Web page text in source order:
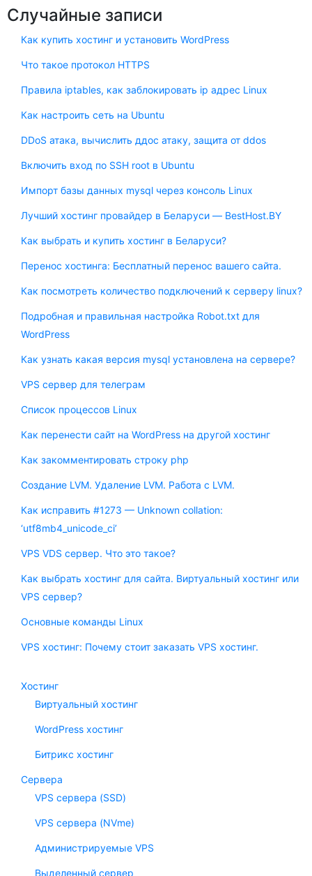
Случайные записи
Как купить хостинг и установить WordPress
Что такое протокол HTTPS
Правила iptables, как заблокировать ip адрес Linux
Как настроить сеть на Ubuntu
DDoS атака, вычислить ддос атаку, защита от ddos
Включить вход по SSH root в Ubuntu
Импорт базы данных mysql через консоль Linux
Лучший хостинг провайдер в Беларуси — BestHost.BY
Как выбрать и купить хостинг в Беларуси?
Перенос хостинга: Бесплатный перенос вашего сайта.
Как посмотреть количество подключений к серверу linux?
Подробная и правильная настройка Robot.txt для
WordPress
Как узнать какая версия mysql установлена на сервере?
VPS сервер для телеграм
Список процессов Linux
Как перенести сайт на WordPress на другой хостинг
Как закомментировать строку php
Создание LVM. Удаление LVM. Работа с LVM.
Как исправить #1273 — Unknown collation:
‘utf8mb4_unicode_ci’
VPS VDS сервер. Что это такое?
Как выбрать хостинг для сайта. Виртуальный хостинг или
VPS сервер?
Основные команды Linux
VPS хостинг: Почему стоит заказать VPS хостинг.
Хостинг
Виртуальный хостинг
WordPress хостинг
Битрикс хостинг
Сервера
VPS сервера (SSD)
VPS сервера (NVme)
Администрируемые VPS
Выделенный сервер